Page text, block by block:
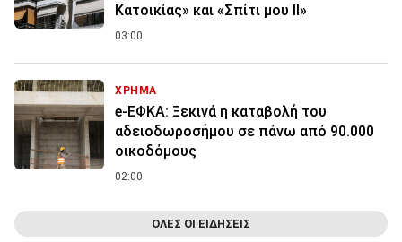
Κατοικίας» και «Σπίτι μου ΙΙ»
03:00
ΧΡΗΜΑ
e-ΕΦΚΑ: Ξεκινά η καταβολή του
αδειοδωροσήμου σε πάνω από 90.000
οικοδόμους
02:00
ΟΛΕΣ ΟΙ ΕΙΔΗΣΕΙΣ